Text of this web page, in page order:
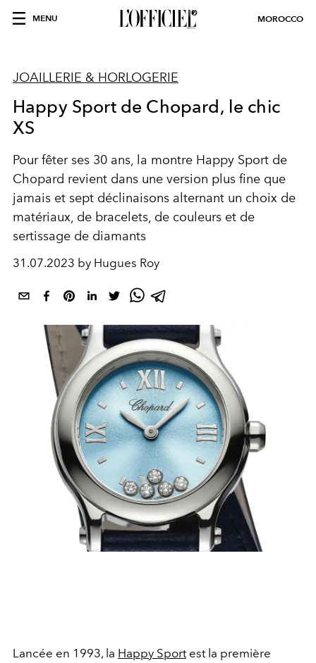
MENU MOROCCO
JOAILLERIE & HORLOGERIE
Happy Sport de Chopard, le chic
XS
Pour fêter ses 30 ans, la montre Happy Sport de
Chopard revient dans une version plus fine que
jamais et sept déclinaisons alternant un choix de
matériaux, de bracelets, de couleurs et de
sertissage de diamants
31.07.2023 by Hugues Roy
Lancée en 1993, la Happy Sportest la première